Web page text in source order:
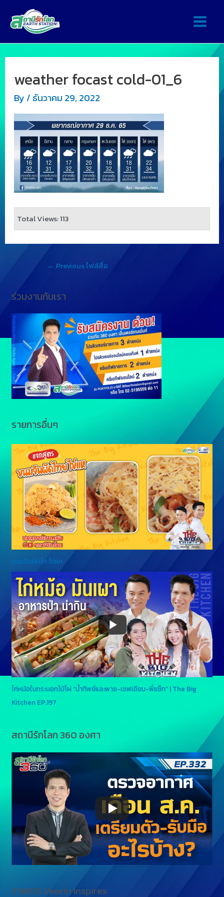
weather focast cold-01_6
By / ธันวาคม 29, 2022
Total Views: 113
← Previous ไฟล์สื่อ
ร่วมงานกับเรา
รายการอื่นๆ
ขนมจีนผัดไท ไข่แห
ไก่หม้อในกระบอกไม้ไผ่ “น้ำทิพย์และพาย-เชฟเอียน-พี่แซ็ก” | The Big
Kitchen EP.197
สถานีรักโลก 360 องศา
รายการ Veerin Inspires